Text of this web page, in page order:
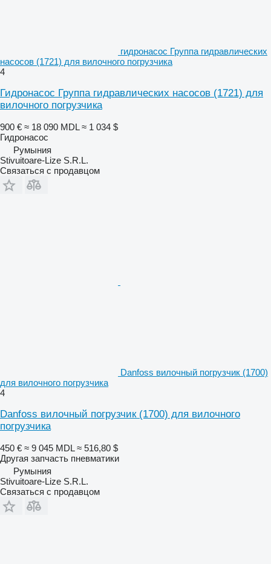
гидронасос Группа гидравлических
насосов (1721) для вилочного погрузчика
4
Гидронасос Группа гидравлических насосов (1721) для
вилочного погрузчика
900 € ≈ 18 090 MDL ≈ 1 034 $
Гидронасос
Румыния
Stivuitoare-Lize S.R.L.
Связаться с продавцом
Danfoss вилочный погрузчик (1700)
для вилочного погрузчика
4
Danfoss вилочный погрузчик (1700) для вилочного
погрузчика
450 € ≈ 9 045 MDL ≈ 516,80 $
Другая запчасть пневматики
Румыния
Stivuitoare-Lize S.R.L.
Связаться с продавцом